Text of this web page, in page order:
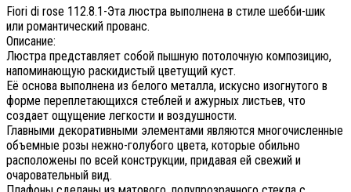
Fiori di rose 112.8.1-Эта люстра выполнена в стиле шебби-шик
или романтический прованс.
Описание:
Люстра представляет собой пышную потолочную композицию,
напоминающую раскидистый цветущий куст.
Её основа выполнена из белого металла, искусно изогнутого в
форме переплетающихся стеблей и ажурных листьев, что
создает ощущение легкости и воздушности.
Главными декоративными элементами являются многочисленные
объемные розы нежно-голубого цвета, которые обильно
расположены по всей конструкции, придавая ей свежий и
очаровательный вид.